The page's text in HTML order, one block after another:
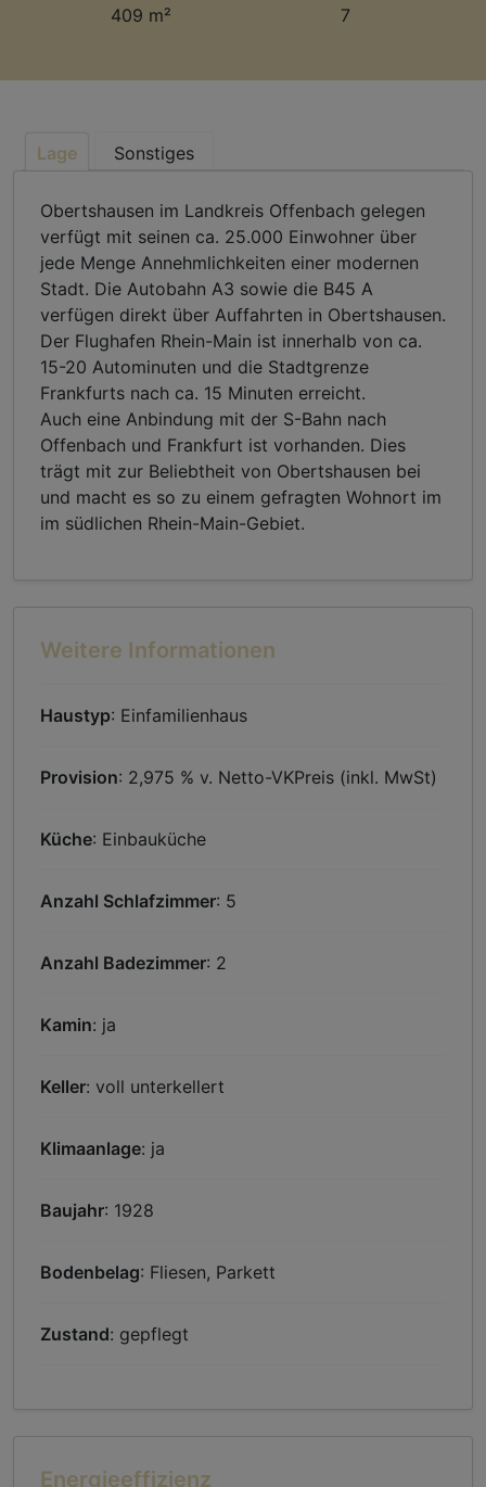
409 m²
7
Lage Sonstiges
Obertshausen im Landkreis Offenbach gelegen
verfügt mit seinen ca. 25.000 Einwohner über
jede Menge Annehmlichkeiten einer modernen
Stadt. Die Autobahn A3 sowie die B45 A
verfügen direkt über Auffahrten in Obertshausen.
Der Flughafen Rhein-Main ist innerhalb von ca.
15-20 Autominuten und die Stadtgrenze
Frankfurts nach ca. 15 Minuten erreicht.
Auch eine Anbindung mit der S-Bahn nach
Offenbach und Frankfurt ist vorhanden. Dies
trägt mit zur Beliebtheit von Obertshausen bei
und macht es so zu einem gefragten Wohnort im
im südlichen Rhein-Main-Gebiet.
Weitere Informationen
Haustyp: Einfamilienhaus
Provision: 2,975 % v. Netto-VKPreis (inkl. MwSt)
Küche: Einbauküche
Anzahl Schlafzimmer: 5
Anzahl Badezimmer: 2
Kamin: ja
Keller: voll unterkellert
Klimaanlage: ja
Baujahr: 1928
Bodenbelag: Fliesen, Parkett
Zustand: gepflegt
Energieeffizienz